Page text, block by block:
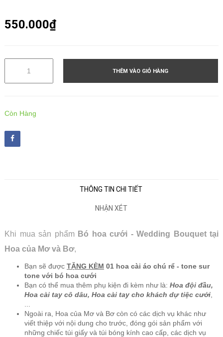
550.000₫
THÊM VÀO GIỎ HÀNG
Còn Hàng
THÔNG TIN CHI TIẾT
NHẬN XÉT
Khi mua sản phẩm Bó hoa cưới - Wedding Bouquet tại
Hoa của Mơ và Bơ,
Bạn sẽ được TẶNG KÈM 01 hoa cài áo chú rể - tone sur
tone với bó hoa cưới
Bạn có thể mua thêm phụ kiện đi kèm như là: Hoa đội đầu,
Hoa cài tay cô dâu, Hoa cài tay cho khách dự tiệc cưới
Ngoài ra, Hoa của Mơ và Bơ còn có các dịch vụ khác như
viết thiệp với nội dung cho trước, đóng gói sản phẩm với
những chiếc túi giấy và túi bóng kính cao cấp, các dịch vụ